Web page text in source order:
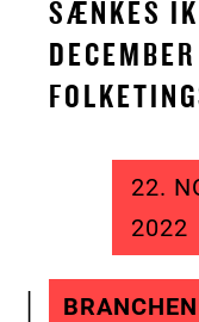
SÆNKES
22.
2022